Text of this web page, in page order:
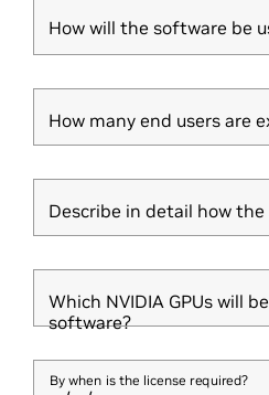
How will the software be
How will the software be
How many end users are
Describe in detail how
Which NVIDIA GPUs will
software?
By when is the license required?